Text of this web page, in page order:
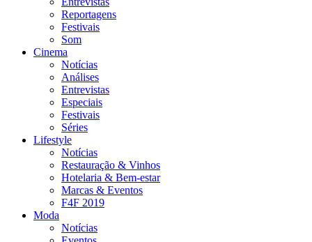
Reportagens
Festivais
Som
Cinema
Notícias
Análises
Entrevistas
Especiais
Festivais
Séries
Lifestyle
Notícias
Restauração & Vinhos
Hotelaria & Bem-estar
Marcas & Eventos
F4F 2019
Moda
Notícias